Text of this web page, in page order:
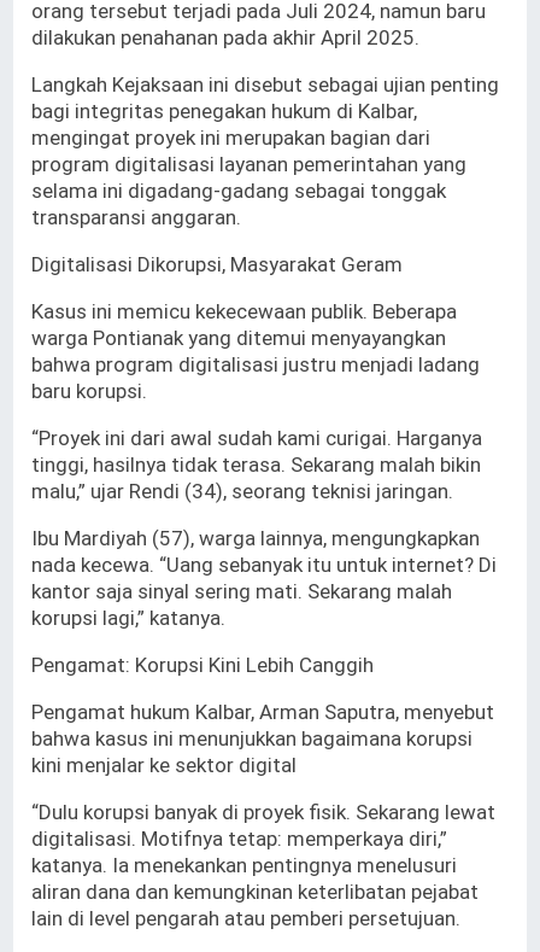
orang tersebut terjadi pada Juli 2024, namun baru
dilakukan penahanan pada akhir April 2025.
Langkah Kejaksaan ini disebut sebagai ujian penting
bagi integritas penegakan hukum di Kalbar,
mengingat proyek ini merupakan bagian dari
program digitalisasi layanan pemerintahan yang
selama ini digadang-gadang sebagai tonggak
transparansi anggaran.
Digitalisasi Dikorupsi, Masyarakat Geram
Kasus ini memicu kekecewaan publik. Beberapa
warga Pontianak yang ditemui menyayangkan
bahwa program digitalisasi justru menjadi ladang
baru korupsi.
“Proyek ini dari awal sudah kami curigai. Harganya
tinggi, hasilnya tidak terasa. Sekarang malah bikin
malu,” ujar Rendi (34), seorang teknisi jaringan.
Ibu Mardiyah (57), warga lainnya, mengungkapkan
nada kecewa. “Uang sebanyak itu untuk internet? Di
kantor saja sinyal sering mati. Sekarang malah
korupsi lagi,” katanya.
Pengamat: Korupsi Kini Lebih Canggih
Pengamat hukum Kalbar, Arman Saputra, menyebut
bahwa kasus ini menunjukkan bagaimana korupsi
kini menjalar ke sektor digital
“Dulu korupsi banyak di proyek fisik. Sekarang lewat
digitalisasi. Motifnya tetap: memperkaya diri,”
katanya. Ia menekankan pentingnya menelusuri
aliran dana dan kemungkinan keterlibatan pejabat
lain di level pengarah atau pemberi persetujuan.